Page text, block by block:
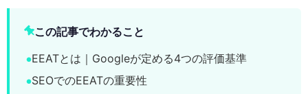
この記事でわかること
EEATとは｜Googleが定める4つの評価基準
SEOでのEEATの重要性